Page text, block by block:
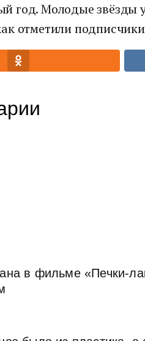
год. Молодые звёзды
отметили
в фильме «Печки-